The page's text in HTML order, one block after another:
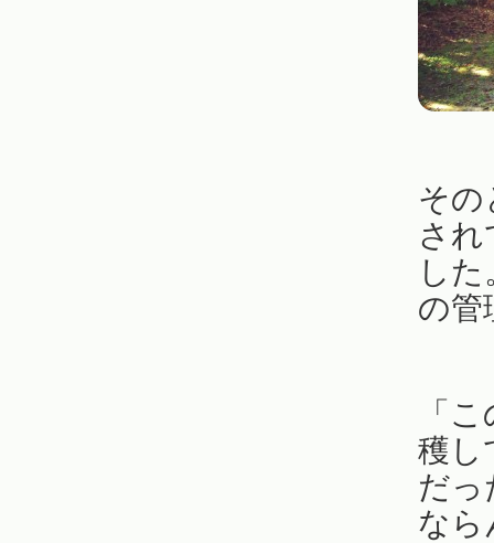
その
さ
し
の管
「
穫し
だっ
なら